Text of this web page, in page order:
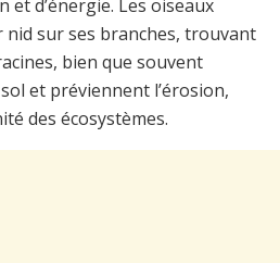
et d’énergie. Les oiseaux
sur ses branches, trouvant
bien que souvent
et préviennent l’érosion,
des écosystèmes.